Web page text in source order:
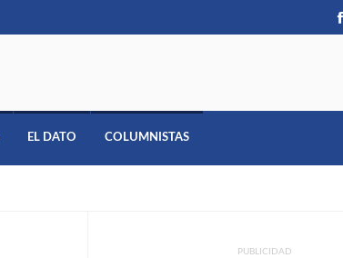
EL DATO COLUMNISTAS
PUBLICIDAD